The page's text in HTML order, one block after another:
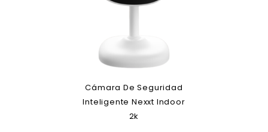
Cámara De Seguridad
Inteligente Nexxt Indoor
2k